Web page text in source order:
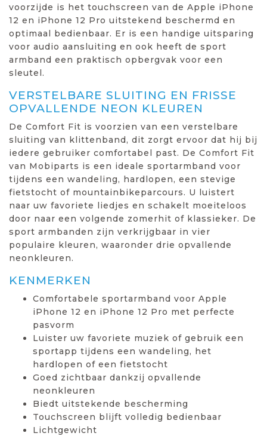
voorzijde is het touchscreen van de Apple iPhone
12 en iPhone 12 Pro uitstekend beschermd en
optimaal bedienbaar. Er is een handige uitsparing
voor audio aansluiting en ook heeft de sport
armband een praktisch opbergvak voor een
sleutel.
VERSTELBARE SLUITING EN FRISSE
OPVALLENDE NEON KLEUREN
De Comfort Fit is voorzien van een verstelbare
sluiting van klittenband, dit zorgt ervoor dat hij bij
iedere gebruiker comfortabel past. De Comfort Fit
van Mobiparts is een ideale sportarmband voor
tijdens een wandeling, hardlopen, een stevige
fietstocht of mountainbikeparcours. U luistert
naar uw favoriete liedjes en schakelt moeiteloos
door naar een volgende zomerhit of klassieker. De
sport armbanden zijn verkrijgbaar in vier
populaire kleuren, waaronder drie opvallende
neonkleuren.
KENMERKEN
Comfortabele sportarmband voor Apple
iPhone 12 en iPhone 12 Pro met perfecte
pasvorm
Luister uw favoriete muziek of gebruik een
sportapp tijdens een wandeling, het
hardlopen of een fietstocht
Goed zichtbaar dankzij opvallende
neonkleuren
Biedt uitstekende bescherming
Touchscreen blijft volledig bedienbaar
Lichtgewicht